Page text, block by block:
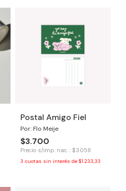
Postal Amigo Fiel
Por: Flo Meije
$3.700
Precio s/imp. nac. : $3.058
3 cuotas sin interés de $1.233,33